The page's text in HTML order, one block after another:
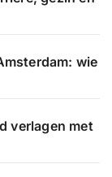
wie
verlagen met